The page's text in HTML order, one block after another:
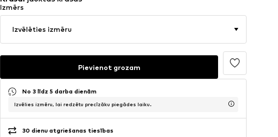
Izmērs
Izvēlēties izmēru
Pievienot grozam
No 3 līdz 5 darba dienām
Izvēlies izmēru, lai redzētu precīzāku piegādes laiku.
30 dienu atgriešanas tiesības